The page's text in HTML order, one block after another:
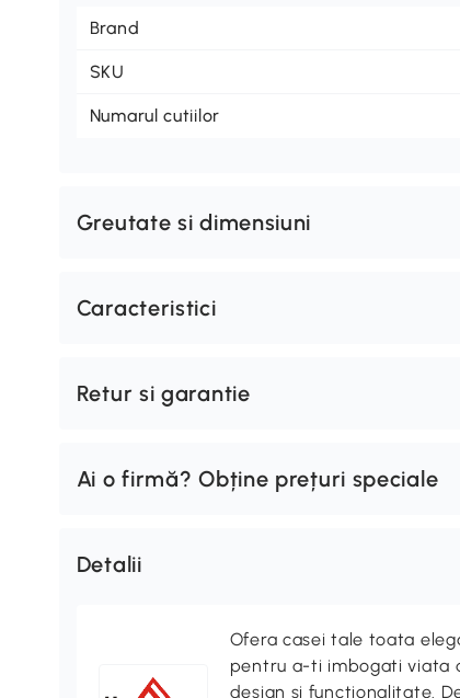
Brand
SKU
Numarul cutiilor
Greutate si dimensiuni
Caracteristici
Retur si garantie
Ai o firmă? Obține prețuri speciale
Detalii
Ofera casei tale toata
pentru a-ti imbogati viata
design si functionalitate.